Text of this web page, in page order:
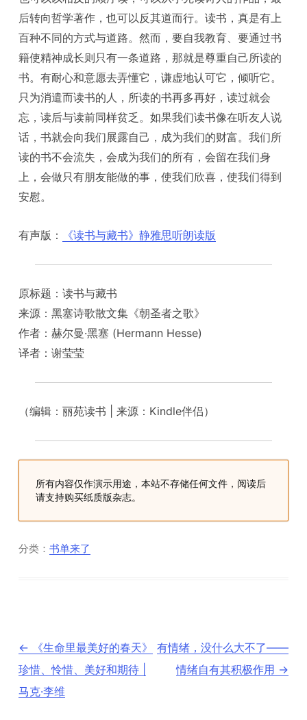
后转向哲学著作，也可以反其道而行。读书，真是有上
百种不同的方式与道路。然而，要自我教育、要通过书
籍使精神成长则只有一条道路，那就是尊重自己所读的
书。有耐心和意愿去弄懂它，谦虚地认可它，倾听它。
只为消遣而读书的人，所读的书再多再好，读过就会
忘，读后与读前同样贫乏。如果我们读书像在听友人说
话，书就会向我们展露自己，成为我们的财富。我们所
读的书不会流失，会成为我们的所有，会留在我们身
上，会做只有朋友能做的事，使我们欣喜，使我们得到
安慰。
有声版： 《读书与藏书》静雅思听朗读版
原标题：读书与藏书
来源：黑塞诗歌散文集《朝圣者之歌》
作者：赫尔曼·黑塞 (Hermann Hesse)
译者：谢莹莹
（编辑：丽苑读书 | 来源：Kindle伴侣）
所有内容仅作演示用途，本站不存储任何文件，阅读后
请支持购买纸质版杂志。
分类：书单来了
文
章
导
← 《生命里最美好的春天》
珍惜、怜惜、美好和期待 |
马克·李维
有情绪，没什么大不了——
情绪自有其积极作用 →